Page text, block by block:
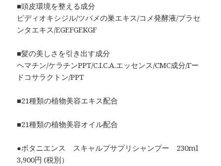
■頭皮環境を整える成分
ピディオキシジル/ツバメの巣エキス/コメ発酵液/プラセ
ンタエキス/EGF.FGF.KGF
■髪の美しさを引き出す成分
ヘマチン/ケラチンPPT/C.I.C.A.エッセンス/CMC成分/Γー
ドコサラクトン/PPT
■21種類の植物美容エキス配合
■21種類の植物美容オイル配合
●ボタニエンス スキャルプサプリシャンプー 230ml
3,900円 (税別）